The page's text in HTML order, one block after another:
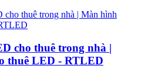
cho thuê trong nhà |
thuê LED - RTLED